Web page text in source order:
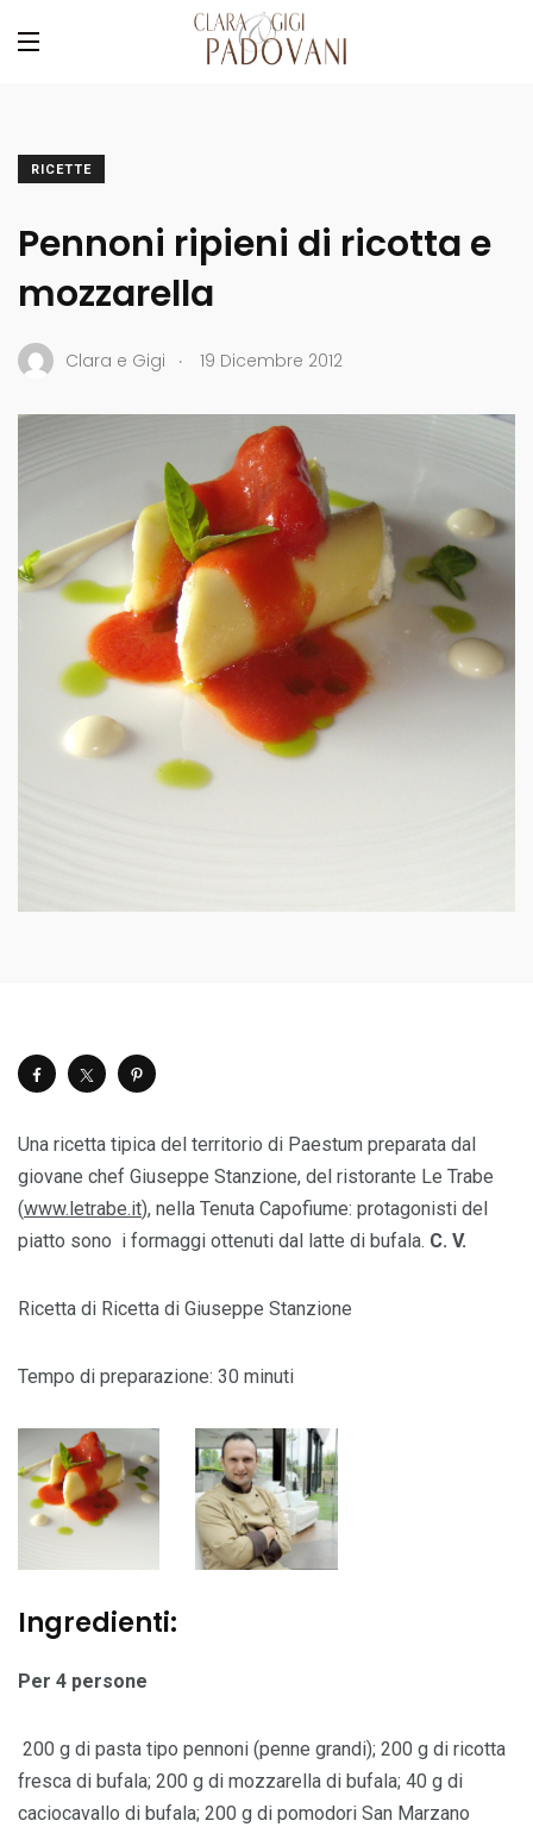
RICETTE
Pennoni ripieni di ricotta e
mozzarella
Clara e Gigi . 19 Dicembre 2012
Una ricetta tipica del territorio di Paestum preparata dal
giovane chef Giuseppe Stanzione, del ristorante Le Trabe
(www.letrabe.it), nella Tenuta Capofiume: protagonisti del
piatto sono i formaggi ottenuti dal latte di bufala. C. V.
Ricetta di Ricetta di Giuseppe Stanzione
Tempo di preparazione: 30 minuti
Ingredienti:
Per 4 persone
200 g di pasta tipo pennoni (penne grandi); 200 g di ricotta
fresca di bufala; 200 g di mozzarella di bufala; 40 g di
caciocavallo di bufala; 200 g di pomodori San Marzano